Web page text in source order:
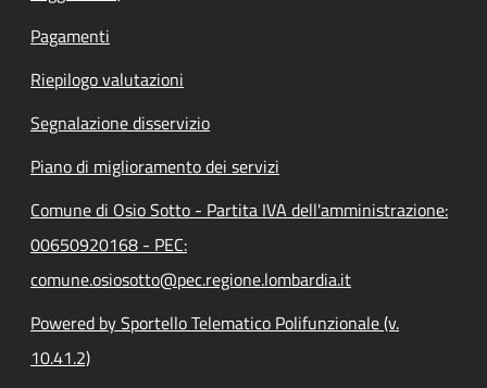
Pagamenti
Riepilogo valutazioni
Segnalazione disservizio
Piano di miglioramento dei servizi
Comune di Osio Sotto - Partita IVA dell'amministrazione:
00650920168 - PEC:
comune.osiosotto@pec.regione.lombardia.it
Powered by Sportello Telematico Polifunzionale (v.
10.41.2)